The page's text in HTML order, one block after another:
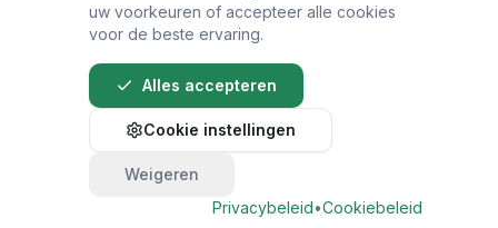
© 2024 Vind Tandarts. Alle rechten voorbehouden.
Over Ons
• Privacy Policy
Voorwaarden
• Sitemap
uw voorkeuren of accepteer alle cookies
voor de beste ervaring.
Alles accepteren
Cookie instellingen
Weigeren
Privacybeleid•Cookiebeleid